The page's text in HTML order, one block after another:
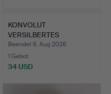
KONVOLUT
VERSILBERTES
TEEGESCHIRR SOWIE
TA…
Beendet 6. Aug 2026
1 Gebot
34 USD